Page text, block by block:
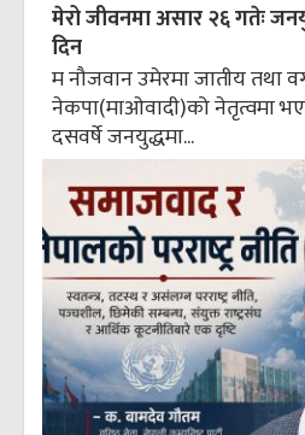
मेरो जीवनमा असार २६ गतेः
दिन
म नौजवान उमेरमा जातीय तथा
नेकपा(माओवादी)को नेतृत्वमा
दसवर्षे जनयुद्धमा...